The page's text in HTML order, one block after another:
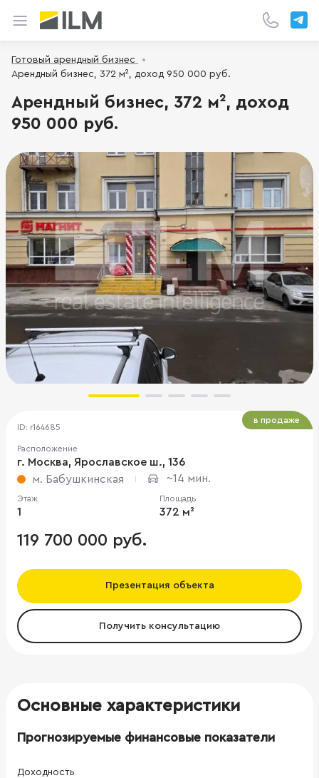
Готовый арендный бизнес
Арендный бизнес, 372 м², доход 950 000 руб.
Арендный бизнес, 372 м², доход
950 000 руб.
ID: r164685
Расположение
г. Москва, Ярославское ш., 136
м. Бабушкинская
~14 мин.
Этаж
1
Площадь
372 м²
119 700 000 руб.
Презентация объекта
Получить консультацию
в продаже
Основные характеристики
Прогнозируемые финансовые показатели
Доходность